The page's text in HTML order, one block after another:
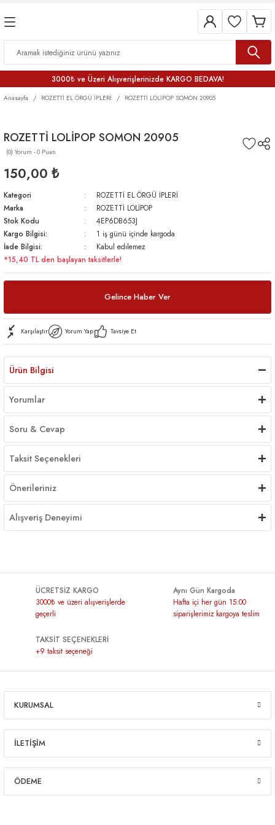
3000₺ ve Üzeri Alışverişlerinizde KARGO BEDAVA!
Anasayfa ROZETTİ EL ÖRGÜ İPLERİ ROZETTİ LOLİPOP SOMON 20905
ROZETTİ LOLİPOP SOMON 20905
(0) Yorum - 0 Puan
150,00 ₺
Kategori
ROZETTİ EL ÖRGÜ İPLERİ
Marka
ROZETTİ LOLİPOP
Stok Kodu
4EP6DB653J
Kargo Bilgisi:
1 iş günü içinde kargoda
İade Bilgisi:
Kabul edilemez
*15,40 TL den başlayan taksitlerle!
Gelince Haber Ver
Karşılaştır Yorum Yap Tavsiye Et
Ürün Bilgisi
Yorumlar
Soru & Cevap
Taksit Seçenekleri
Önerileriniz
Alışveriş Deneyimi
ÜCRETSİZ KARGO
3000₺ ve üzeri alışverişlerde
geçerli
Aynı Gün Kargoda
Hafta içi her gün 15:00
siparişlerimiz kargoya teslim
TAKSİT SEÇENEKLERİ
+9 taksit seçeneği
KURUMSAL
İLETİŞİM
ÖDEME